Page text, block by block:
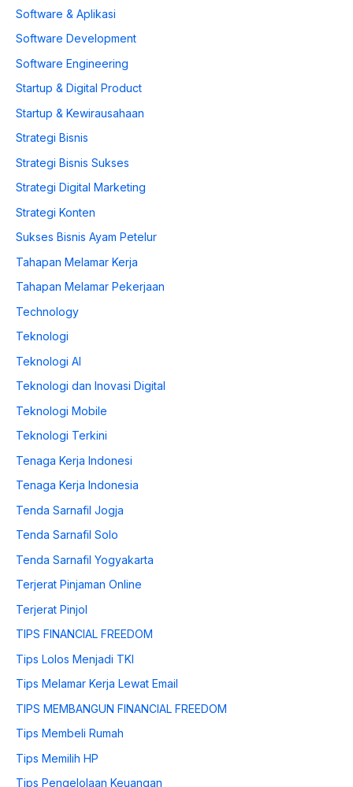
Software & Aplikasi
Software Development
Software Engineering
Startup & Digital Product
Startup & Kewirausahaan
Strategi Bisnis
Strategi Bisnis Sukses
Strategi Digital Marketing
Strategi Konten
Sukses Bisnis Ayam Petelur
Tahapan Melamar Kerja
Tahapan Melamar Pekerjaan
Technology
Teknologi
Teknologi AI
Teknologi dan Inovasi Digital
Teknologi Mobile
Teknologi Terkini
Tenaga Kerja Indonesi
Tenaga Kerja Indonesia
Tenda Sarnafil Jogja
Tenda Sarnafil Solo
Tenda Sarnafil Yogyakarta
Terjerat Pinjaman Online
Terjerat Pinjol
TIPS FINANCIAL FREEDOM
Tips Lolos Menjadi TKI
Tips Melamar Kerja Lewat Email
TIPS MEMBANGUN FINANCIAL FREEDOM
Tips Membeli Rumah
Tips Memilih HP
Tips Pengelolaan Keuangan